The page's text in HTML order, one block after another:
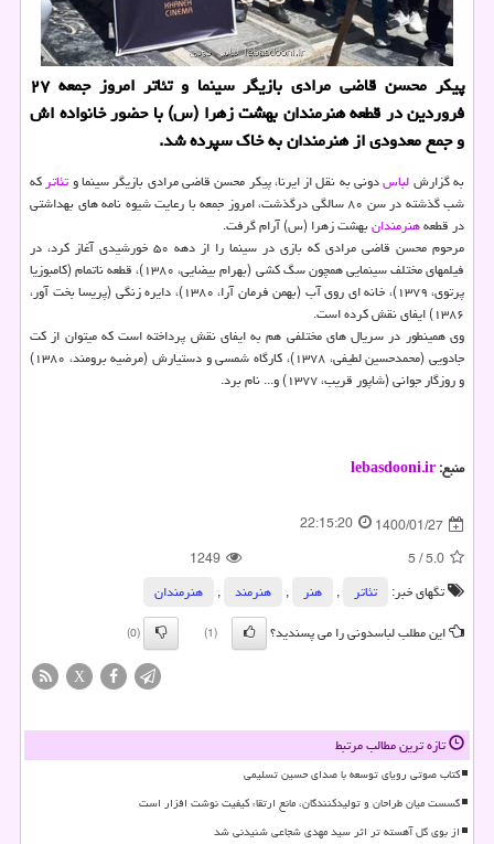
پیکر محسن قاضی مرادی بازیگر سینما و تئاتر امروز جمعه ۲۷
فروردین در قطعه هنرمندان بهشت زهرا (س) با حضور خانواده اش
و جمع معدودی از هنرمندان به خاک سپرده شد.
به گزارشلباسدونی به نقل از ایرنا، پیکر محسن قاضی مرادی بازیگر سینما وتئاترکه
شب گذشته در سن ۸۰ سالگی درگذشت، امروز جمعه با رعایت شیوه نامه های بهداشتی
در قطعههنرمندانبهشت زهرا (س) آرام گرفت.
مرحوم محسن قاضی مرادی که بازی در سینما را از دهه ۵۰ خورشیدی آغاز کرد، در
فیلمهای مختلف سینمایی همچون سگ کشی (بهرام بیضایی، ۱۳۸۰)، قطعه ناتمام (کامبوزیا
پرتوی، ۱۳۷۹)، خانه ای روی آب (بهمن فرمان آرا، ۱۳۸۰)، دایره زنگی (پریسا بخت آور،
۱۳۸۶) ایفای نقش کرده است.
وی همینطور در سریال های مختلفی هم به ایفای نقش پرداخته است که میتوان از کت
جادویی (محمدحسین لطیفی، ۱۳۷۸)، کارگاه شمسی و دستیارش (مرضیه برومند، ۱۳۸۰)
و روزگار جوانی (شاپور قریب، ۱۳۷۷) و... نام برد.
منبع:lebasdooni.ir
1400/01/27
22:15:20
5.0
/
5
1249
تگهای خبر:
تئاتر , هنر , هنرمند ,
هنرمندان
این مطلب لباسدونی را می پسندید؟
(1)
(0)
X
تازه ترین مطالب مرتبط
کتاب صوتی رویای توسعه با صدای حسین تسلیمی
گسست میان طراحان و تولیدکنندگان، مانع ارتقاء کیفیت نوشت افزار است
از بوی گل آهسته تر اثر سید مهدی شجاعی شنیدنی شد